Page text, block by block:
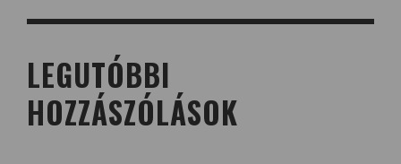
LEGUTÓBBI
HOZZÁSZÓLÁSOK